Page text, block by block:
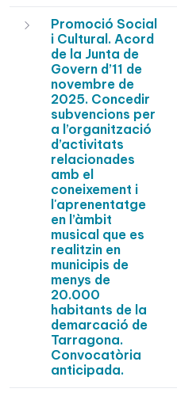
Promoció Social
i Cultural. Acord
de la Junta de
Govern d’11 de
novembre de
2025. Concedir
subvencions per
a l’organització
d’activitats
relacionades
amb el
coneixement i
l'aprenentatge
en l’àmbit
musical que es
realitzin en
municipis de
menys de
20.000
habitants de la
demarcació de
Tarragona.
Convocatòria
anticipada.